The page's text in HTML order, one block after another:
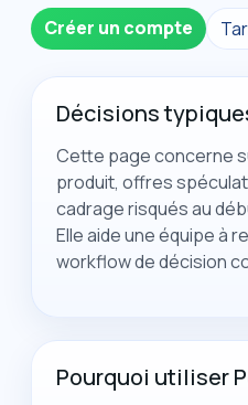
Créer un compte
Décisions
Cette page concerne
produit, offres
cadrage risqués au
Elle aide une équipe à
workflow de décision
Pourquoi utiliser